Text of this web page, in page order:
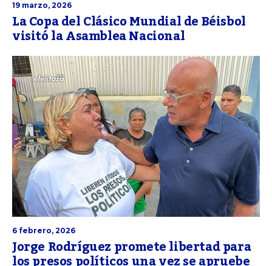
19 marzo, 2026
La Copa del Clásico Mundial de Béisbol
visitó la Asamblea Nacional
6 febrero, 2026
Jorge Rodríguez promete libertad para